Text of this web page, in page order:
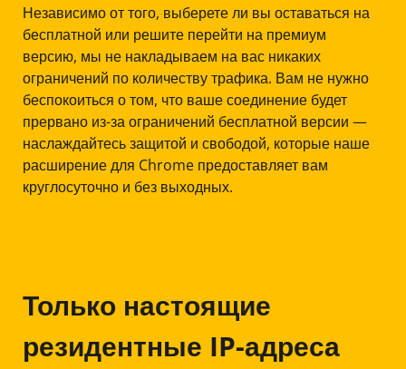
Независимо от того, выберете ли вы оставаться на
бесплатной или решите перейти на премиум
версию, мы не накладываем на вас никаких
ограничений по количеству трафика. Вам не нужно
беспокоиться о том, что ваше соединение будет
прервано из-за ограничений бесплатной версии —
наслаждайтесь защитой и свободой, которые наше
расширение для Chrome предоставляет вам
круглосуточно и без выходных.
Только настоящие
резидентные IP-адреса